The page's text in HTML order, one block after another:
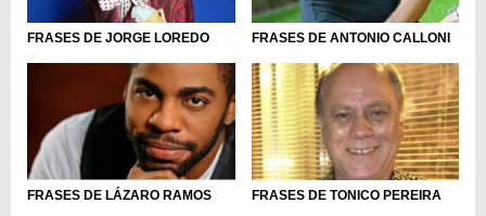
FRASES DE JORGE LOREDO FRASES DE ANTONIO CALLONI
FRASES DE LÁZARO RAMOS FRASES DE TONICO PEREIRA